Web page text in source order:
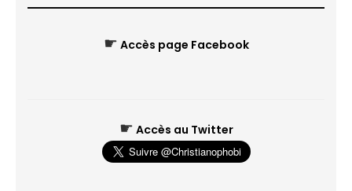
☛ Accès page Facebook
☛ Accès au Twitter